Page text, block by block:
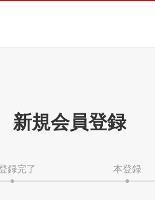
新規会員登録
録完了 本登録